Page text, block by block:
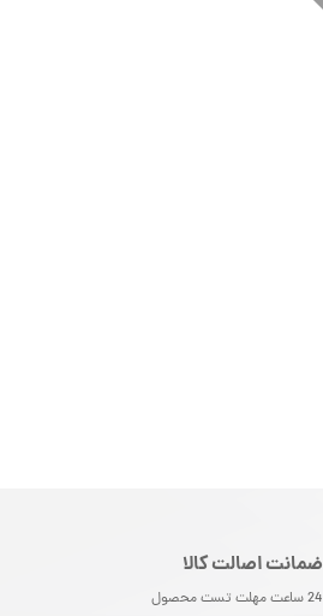
ضمانت اصالت کالا
24 ساعت مهلت تست محصول